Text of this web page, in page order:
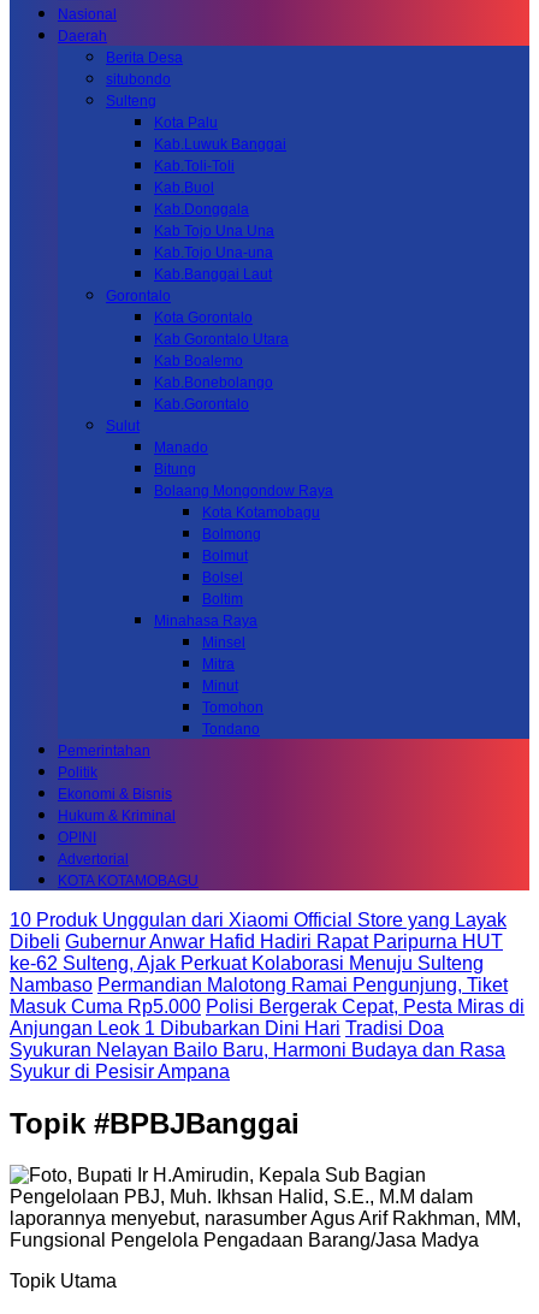
Nasional
Daerah
Berita Desa
situbondo
Sulteng
Kota Palu
Kab.Luwuk Banggai
Kab.Toli-Toli
Kab.Buol
Kab.Donggala
Kab Tojo Una Una
Kab.Tojo Una-una
Kab.Banggai Laut
Gorontalo
Kota Gorontalo
Kab Gorontalo Utara
Kab Boalemo
Kab.Bonebolango
Kab.Gorontalo
Sulut
Manado
Bitung
Bolaang Mongondow Raya
Kota Kotamobagu
Bolmong
Bolmut
Bolsel
Boltim
Minahasa Raya
Minsel
Mitra
Minut
Tomohon
Tondano
Pemerintahan
Politik
Ekonomi & Bisnis
Hukum & Kriminal
OPINI
Advertorial
KOTA KOTAMOBAGU
10 Produk Unggulan dari Xiaomi Official Store yang Layak
Dibeli Gubernur Anwar Hafid Hadiri Rapat Paripurna HUT
ke-62 Sulteng, Ajak Perkuat Kolaborasi Menuju Sulteng
Nambaso Permandian Malotong Ramai Pengunjung, Tiket
Masuk Cuma Rp5.000 Polisi Bergerak Cepat, Pesta Miras di
Anjungan Leok 1 Dibubarkan Dini Hari Tradisi Doa
Syukuran Nelayan Bailo Baru, Harmoni Budaya dan Rasa
Syukur di Pesisir Ampana
Topik #BPBJBanggai
Topik Utama